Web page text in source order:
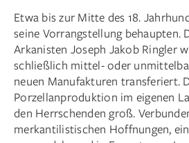
Etwa bis zur Mitte des 18.
seine Vorrangstellung behaupten.
Arkanisten Joseph Jakob Ringler
schließlich mittel- oder
neuen Manufakturen transferiert.
Porzellanproduktion im eigenen
den Herrschenden groß.
merkantilistischen Hoffnungen,